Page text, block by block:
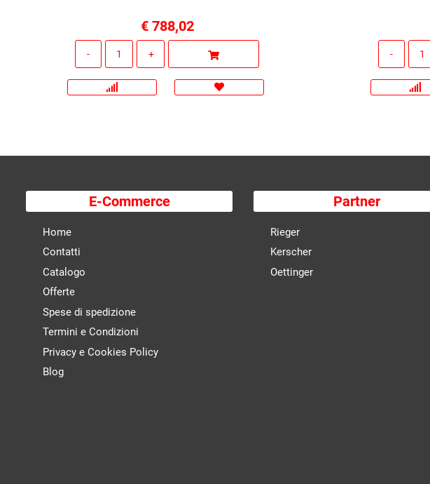
€ 788,02
E-Commerce
Home
Contatti
Catalogo
Offerte
Spese di spedizione
Termini e Condizioni
Privacy e Cookies Policy
Blog
Partner
Rieger
Kerscher
Oettinger